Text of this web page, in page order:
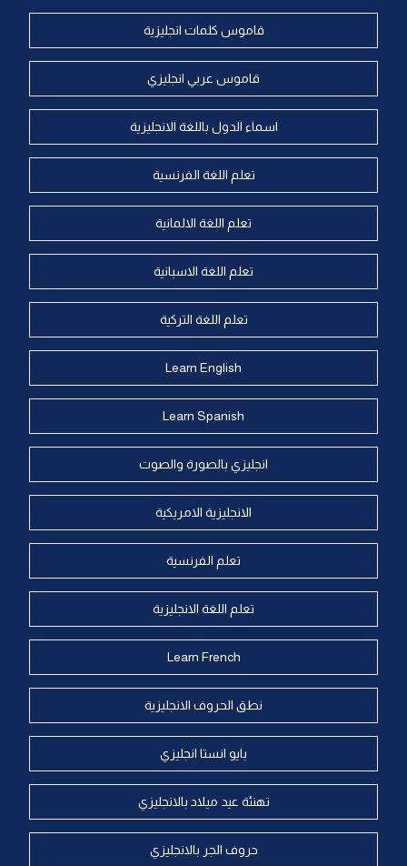
قاموس كلمات انجليزية
قاموس عربي انجليزي
اسماء الدول باللغة الانجليزية
تعلم اللغة الفرنسية
تعلم اللغة الالمانية
تعلم اللغة الاسبانية
تعلم اللغة التركية
Learn English
Learn Spanish
انجليزي بالصورة والصوت
الانجليزية الامريكية
تعلم الفرنسية
تعلم اللغة الانجليزية
Learn French
نطق الحروف الانجليزية
بايو انستا انجليزي
تهنئة عيد ميلاد بالانجليزي
حروف الجر بالانجليزي